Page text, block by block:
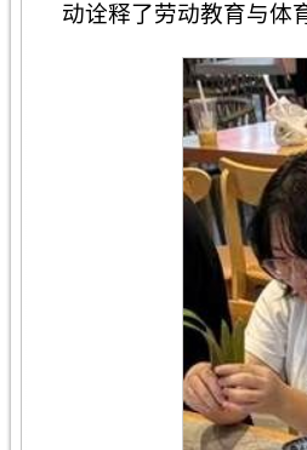
动诠释了劳动教育与体